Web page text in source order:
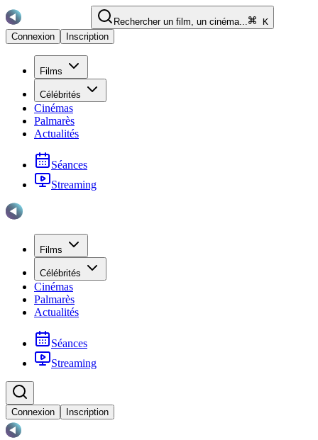
Rechercher un film, un cinéma...
K
Connexion
Inscription
Films
Célébrités
Cinémas
Palmarès
Actualités
Séances
Streaming
Films
Célébrités
Cinémas
Palmarès
Actualités
Séances
Streaming
Connexion Inscription